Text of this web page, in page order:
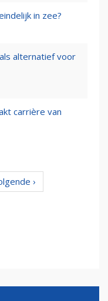
in zee?
alternatief voor
carrière van
›